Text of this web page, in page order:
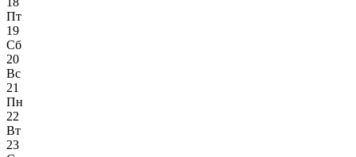
Пт
19
Сб
20
Вс
21
Пн
22
Вт
23